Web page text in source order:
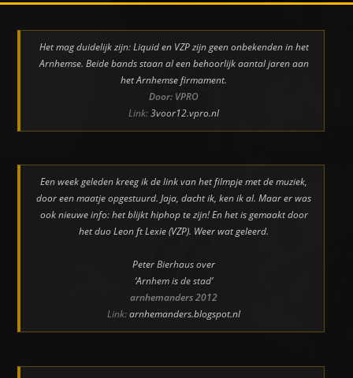
Het mag duidelijk zijn: Liquid en VZP zijn geen onbekenden in het
Arnhemse. Beide bands staan al een behoorlijk aantal jaren aan
het Arnhemse firmament.
Door: VPRO
Link:3voor12.vpro.nl
Een week geleden kreeg ik de link van het filmpje met de muziek,
door een maatje opgestuurd. Jaja, dacht ik, ken ik al. Maar er was
ook nieuwe info: het blijkt hiphop te zijn! En het is gemaakt door
het duo Leon ft Lexie (VZP). Weer wat geleerd.
Peter Bierhaus over
‘Arnhem is de stad’
arnhemanders 2012
Link:arnhemanders.blogspot.nl